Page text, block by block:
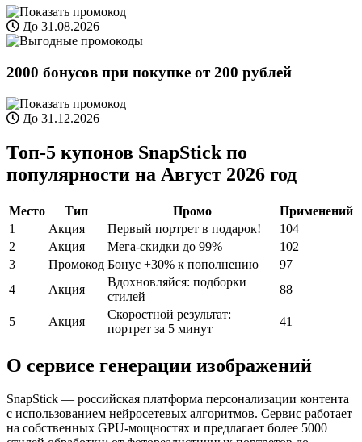
До 31.08.2026
2000 бонусов при покупке от 200 рублей
До 31.12.2026
Топ-5 купонов SnapStick по
популярности на Август 2026 год
Место Тип Промо
Применений
1
Акция Первый портрет в подарок!
104
2
Акция Мега-скидки до 99%
102
3
Промокод Бонус +30% к пополнению
97
4
Акция
Вдохновляйся: подборки
стилей
88
5 Акция
Скоростной результат:
портрет за 5 минут
41
О сервисе генерации изображений
SnapStick — российская платформа персонализации контента
с использованием нейросетевых алгоритмов. Сервис работает
на собственных GPU-мощностях и предлагает более 5000